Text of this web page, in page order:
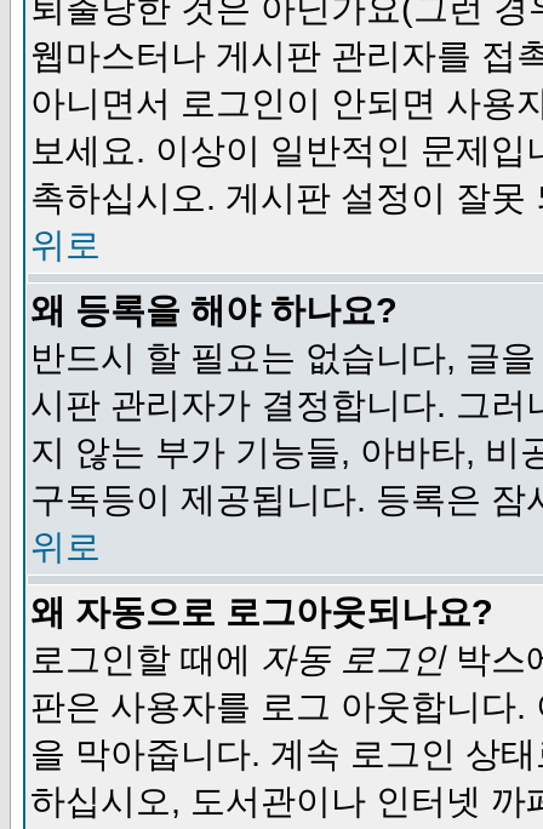
퇴출당한 것은 아닌가요(그런
웹마스터나 게시판 관리자를 접
아니면서 로그인이 안되면 사용
보세요. 이상이 일반적인 문제
촉하십시오. 게시판 설정이 잘못
위로
왜 등록을 해야 하나요?
반드시 할 필요는 없습니다, 글
시판 관리자가 결정합니다. 그
지 않는 부가 기능들, 아바타, 비
구독등이 제공됩니다. 등록은
위로
왜 자동으로 로그아웃되나요?
로그인할 때에 자동 로그인박스
판은 사용자를 로그 아웃합니다
을 막아줍니다. 계속 로그인 상
하십시오, 도서관이나 인터넷